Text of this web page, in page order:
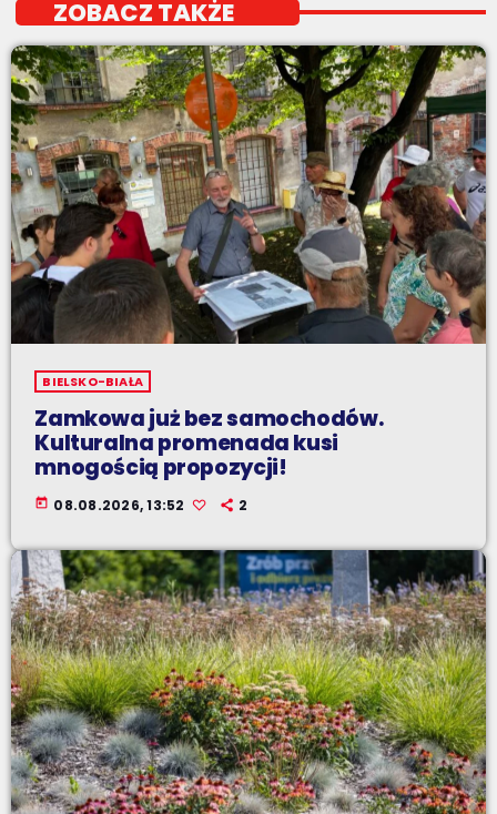
ZOBACZ TAKŻE
BIELSKO-BIAŁA
Zamkowa już bez samochodów.
Kulturalna promenada kusi
mnogością propozycji!
today 08.08.2026, 13:52 2